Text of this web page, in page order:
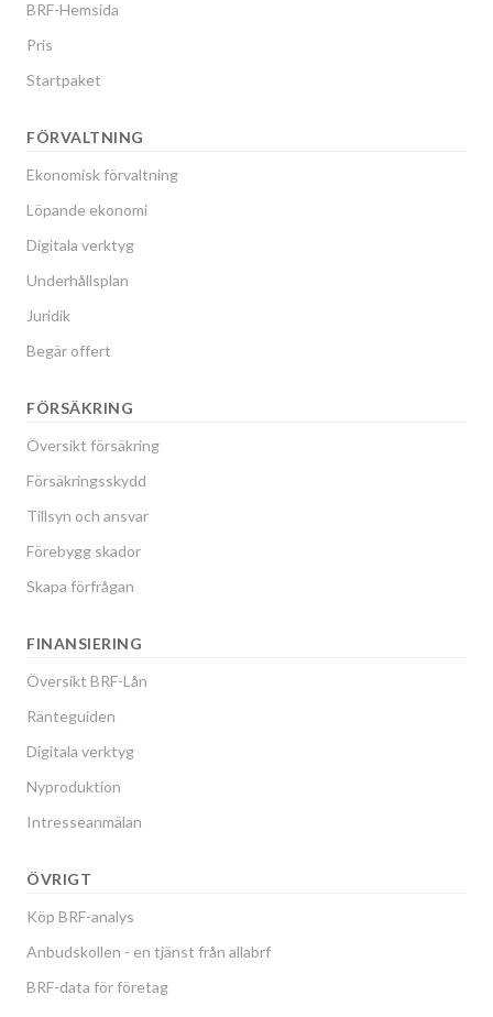
BRF-Hemsida
Pris
Startpaket
FÖRVALTNING
Ekonomisk förvaltning
Löpande ekonomi
Digitala verktyg
Underhållsplan
Juridik
Begär offert
FÖRSÄKRING
Översikt försäkring
Försäkringsskydd
Tillsyn och ansvar
Förebygg skador
Skapa förfrågan
FINANSIERING
Översikt BRF-Lån
Ränteguiden
Digitala verktyg
Nyproduktion
Intresseanmälan
ÖVRIGT
Köp BRF-analys
Anbudskollen - en tjänst från allabrf
BRF-data för företag